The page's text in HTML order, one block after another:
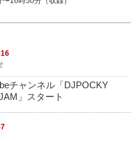
チャンネル「DJPOCKY
」スタート